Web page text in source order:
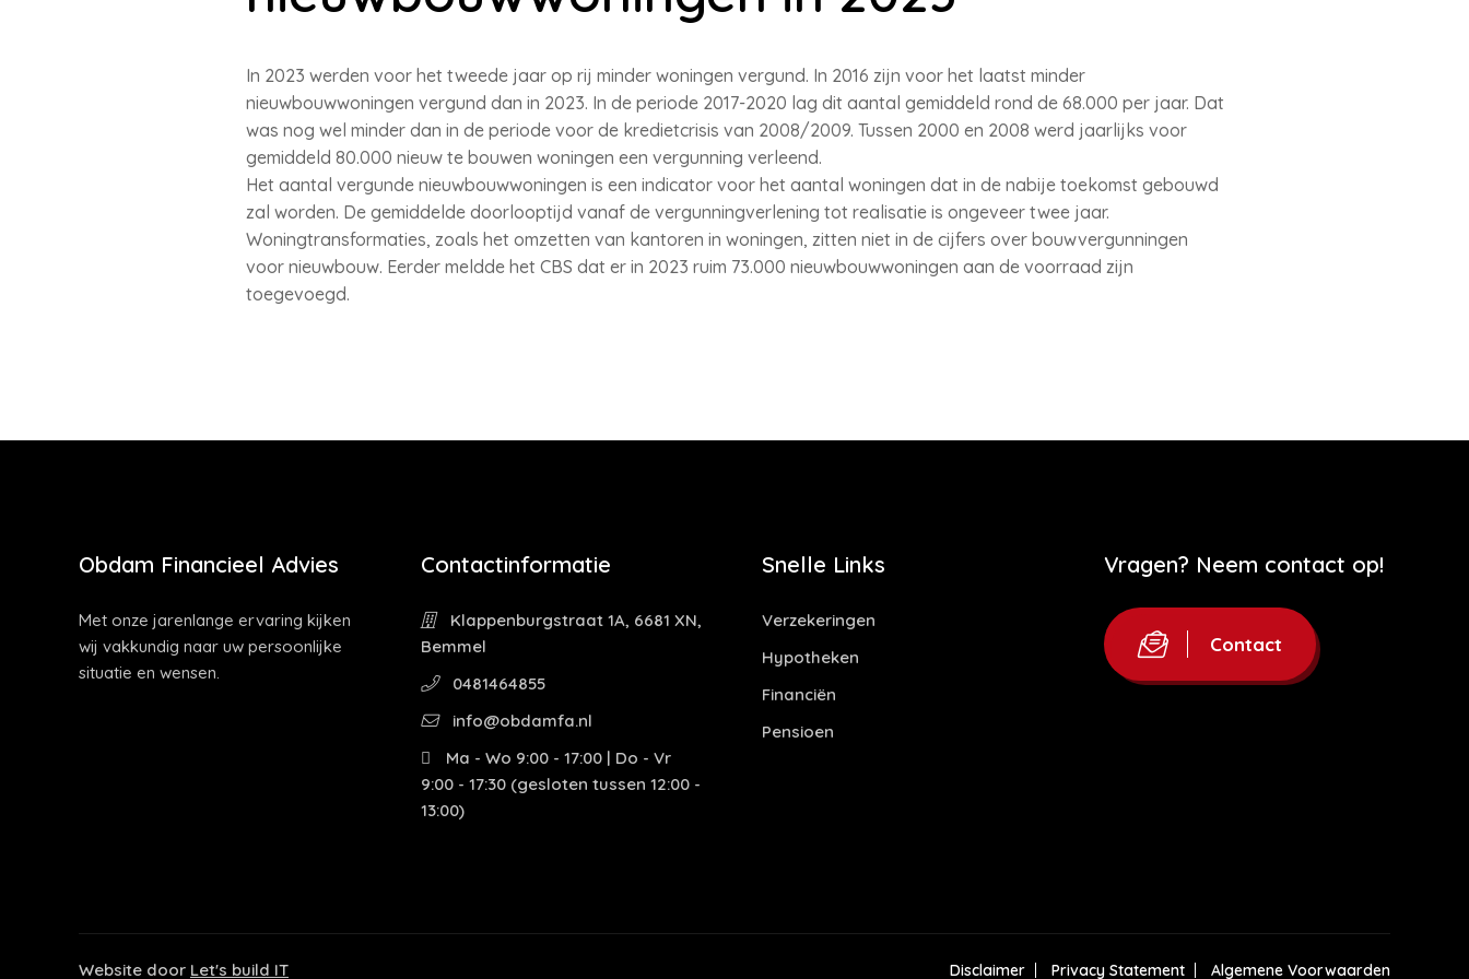
In 2023 werden voor het tweede jaar op rij minder woningen vergund. In 2016 zijn voor het laatst minder
nieuwbouwwoningen vergund dan in 2023. In de periode 2017-2020 lag dit aantal gemiddeld rond de 68.000 per jaar. Dat
was nog wel minder dan in de periode voor de kredietcrisis van 2008/2009. Tussen 2000 en 2008 werd jaarlijks voor
gemiddeld 80.000 nieuw te bouwen woningen een vergunning verleend.
Het aantal vergunde nieuwbouwwoningen is een indicator voor het aantal woningen dat in de nabije toekomst gebouwd
zal worden. De gemiddelde doorlooptijd vanaf de vergunningverlening tot realisatie is ongeveer twee jaar.
Woningtransformaties, zoals het omzetten van kantoren in woningen, zitten niet in de cijfers over bouwvergunningen
voor nieuwbouw. Eerder meldde het CBS dat er in 2023 ruim 73.000 nieuwbouwwoningen aan de voorraad zijn
toegevoegd.
Obdam Financieel Advies
Met onze jarenlange ervaring kijken
wij vakkundig naar uw persoonlijke
situatie en wensen.
Contactinformatie
Klappenburgstraat 1A, 6681 XN,
Bemmel
0481464855
info@obdamfa.nl
Ma - Wo 9:00 - 17:00 | Do - Vr
9:00 - 17:30 (gesloten tussen 12:00 -
13:00)
Snelle Links
Verzekeringen
Hypotheken
Financiën
Pensioen
Vragen? Neem contact op!
Contact
Website door Let's build IT Disclaimer Privacy Statement Algemene Voorwaarden